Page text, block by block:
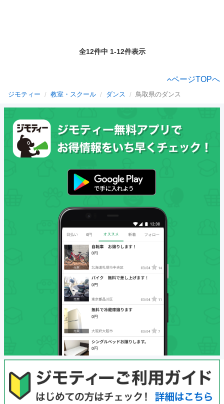
全12件中 1-12件表示
ページTOPへ
ジモティー 教室・スクール ダンス 鳥取県のダンス